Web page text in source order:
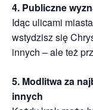
4. Publiczne
Idąc ulicami
wstydzisz się
innych – ale też
5. Modlitwa za
innych